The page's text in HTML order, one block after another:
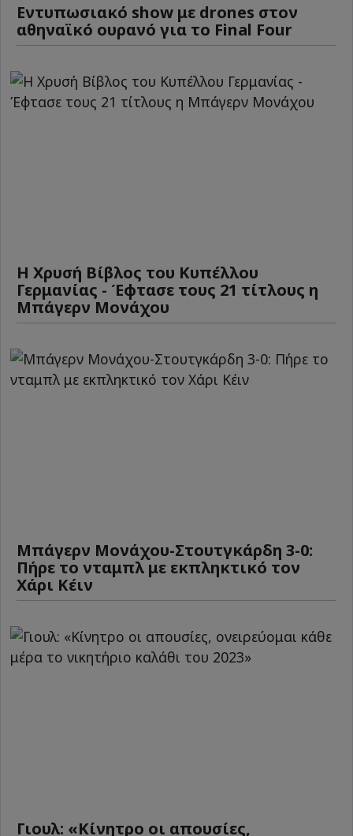
Εντυπωσιακό show με drones στον
αθηναϊκό ουρανό για το Final Four
Η Χρυσή Βίβλος του Κυπέλλου
Γερμανίας - Έφτασε τους 21 τίτλους η
Μπάγερν Μονάχου
Μπάγερν Μονάχου-Στουτγκάρδη 3-0:
Πήρε το νταμπλ με εκπληκτικό τον
Χάρι Κέιν
Γιουλ: «Κίνητρο οι απουσίες,